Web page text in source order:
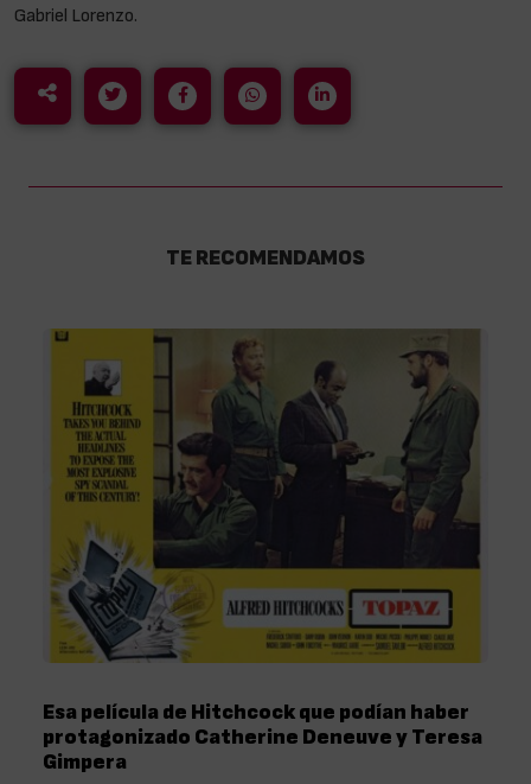
Gabriel Lorenzo.
TE RECOMENDAMOS
Esa película de Hitchcock que podían haber
protagonizado Catherine Deneuve y Teresa
Gimpera